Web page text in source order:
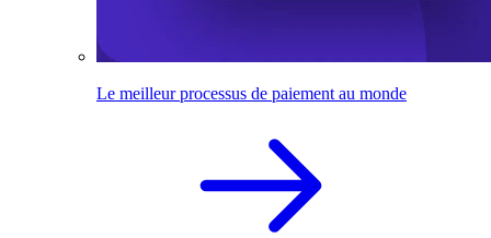
Le meilleur processus de paiement au monde